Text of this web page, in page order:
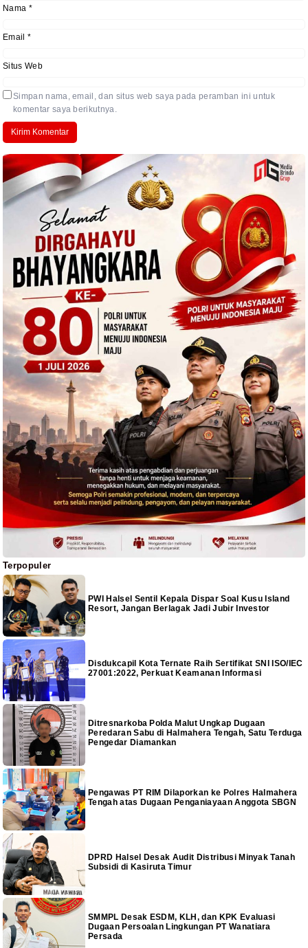
Nama *
Email *
Situs Web
Simpan nama, email, dan situs web saya pada peramban ini untuk
komentar saya berikutnya.
Terpopuler
PWI Halsel Sentil Kepala Dispar Soal Kusu Island
Resort, Jangan Berlagak Jadi Jubir Investor
Disdukcapil Kota Ternate Raih Sertifikat SNI ISO/IEC
27001:2022, Perkuat Keamanan Informasi
Ditresnarkoba Polda Malut Ungkap Dugaan
Peredaran Sabu di Halmahera Tengah, Satu Terduga
Pengedar Diamankan
Pengawas PT RIM Dilaporkan ke Polres Halmahera
Tengah atas Dugaan Penganiayaan Anggota SBGN
DPRD Halsel Desak Audit Distribusi Minyak Tanah
Subsidi di Kasiruta Timur
SMMPL Desak ESDM, KLH, dan KPK Evaluasi
Dugaan Persoalan Lingkungan PT Wanatiara
Persada